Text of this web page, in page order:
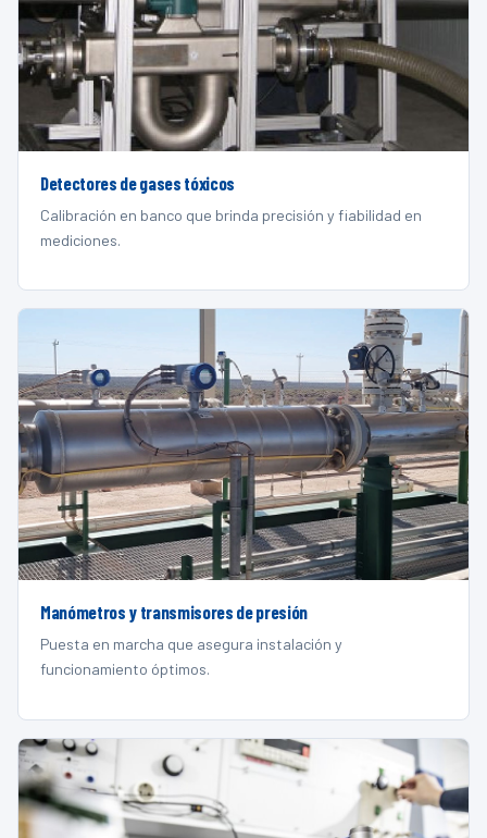
Detectores de gases tóxicos
Calibración en banco que brinda precisión y fiabilidad en
mediciones.
Manómetros y transmisores de presión
Puesta en marcha que asegura instalación y
funcionamiento óptimos.